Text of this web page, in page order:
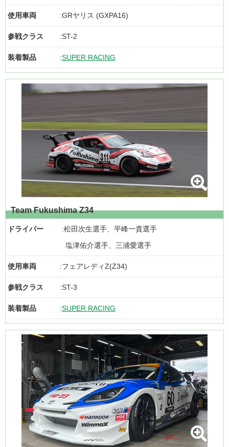
使用車両 GRヤリス (GXPA16)
参戦クラス ST-2
装着製品 SUPER RACING
Team Fukushima Z34
ドライバー
松田次生選手、平峰一貴選手
塩津佑介選手、三浦愛選手
使用車両 フェアレディZ(Z34)
参戦クラス ST-3
装着製品 SUPER RACING